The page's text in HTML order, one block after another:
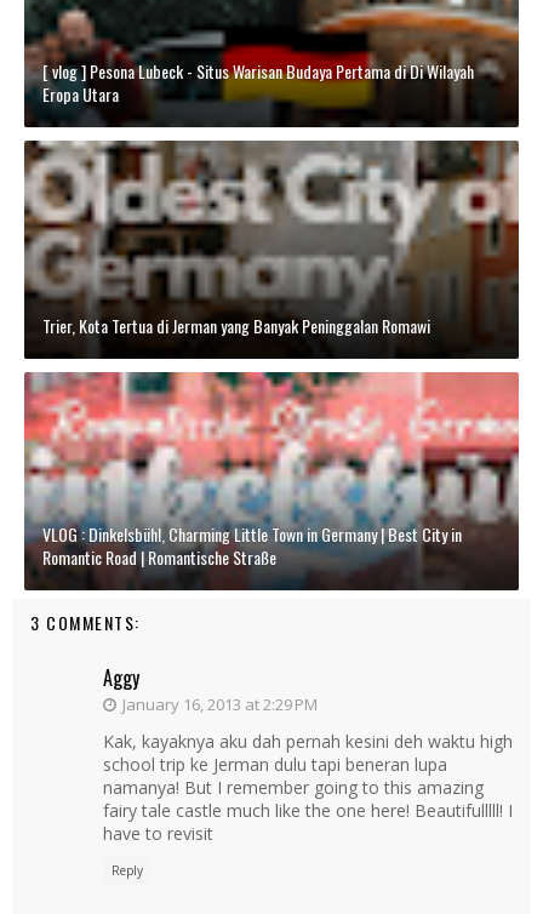
[ vlog ] Pesona Lubeck - Situs Warisan Budaya Pertama di Di Wilayah
Eropa Utara
Trier, Kota Tertua di Jerman yang Banyak Peninggalan Romawi
VLOG : Dinkelsbühl, Charming Little Town in Germany | Best City in
Romantic Road | Romantische Straße
3 COMMENTS:
Aggy
January 16, 2013 at 2:29 PM
Kak, kayaknya aku dah pernah kesini deh waktu high
school trip ke Jerman dulu tapi beneran lupa
namanya! But I remember going to this amazing
fairy tale castle much like the one here! Beautifulllll! I
have to revisit
Reply